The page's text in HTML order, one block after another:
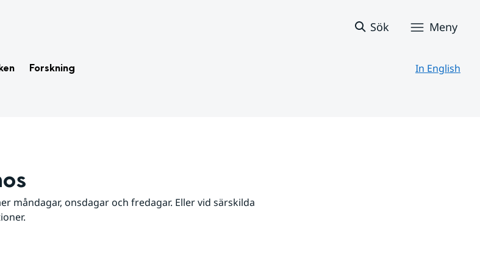
Sök Meny
Forskning In English
måndagar, onsdagar och fredagar. Eller vid särskilda